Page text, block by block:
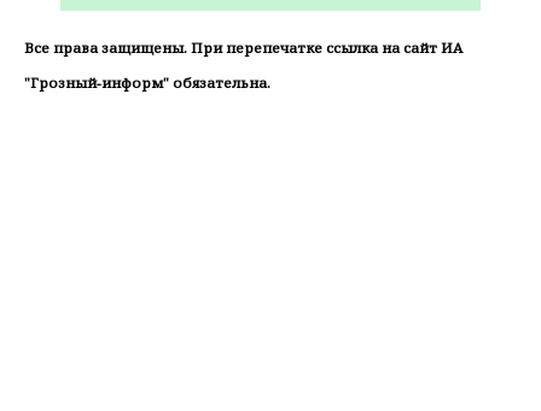
Все права защищены. При перепечатке ссылка на сайт ИА
"Грозный-информ" обязательна.